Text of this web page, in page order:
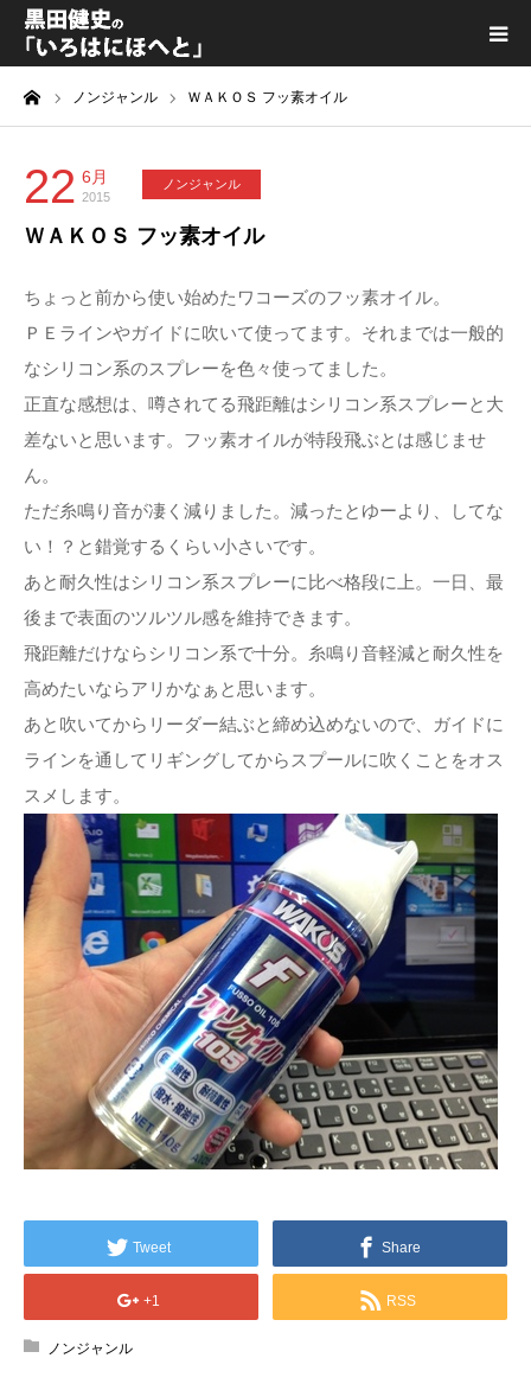
ノンジャンル ＷＡＫＯＳ フッ素オイル
22 6月
2015
ノンジャンル
ＷＡＫＯＳ フッ素オイル
ちょっと前から使い始めたワコーズのフッ素オイル。
ＰＥラインやガイドに吹いて使ってます。それまでは一般的
なシリコン系のスプレーを色々使ってました。
正直な感想は、噂されてる飛距離はシリコン系スプレーと大
差ないと思います。フッ素オイルが特段飛ぶとは感じませ
ん。
ただ糸鳴り音が凄く減りました。減ったとゆーより、してな
い！？と錯覚するくらい小さいです。
あと耐久性はシリコン系スプレーに比べ格段に上。一日、最
後まで表面のツルツル感を維持できます。
飛距離だけならシリコン系で十分。糸鳴り音軽減と耐久性を
高めたいならアリかなぁと思います。
あと吹いてからリーダー結ぶと締め込めないので、ガイドに
ラインを通してリギングしてからスプールに吹くことをオス
スメします。
Tweet Share
+1 RSS
ノンジャンル
黒田健史プロフィール
カテゴリ一覧
喫茶KURODA
YouTube｜Kuro channel
メディア出演
プライバシーポリシー